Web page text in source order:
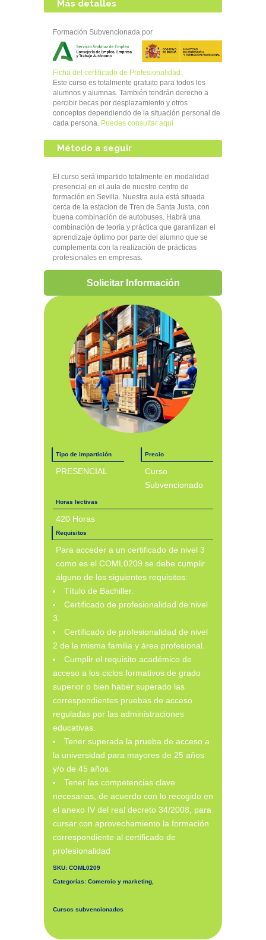
Más detalles
Formación Subvencionada por
Ficha del certificado de Profesionalidad:
Este curso es totalmente gratuito para todos los
alumnos y alumnas. También tendrán derecho a
percibir becas por desplazamiento y otros
conceptos dependiendo de la situación personal de
cada persona. Puedes consultar aquí
Método a seguir
El curso será impartido totalmente en modalidad
presencial en el aula de nuestro centro de
formación en Sevilla. Nuestra aula está situada
cerca de la estacion de Tren de Santa Justa, con
buena combinación de autobuses. Habrá una
combinación de teoría y práctica que garantizan el
aprendizaje óptimo por parte del alumno que se
complementa con la realización de prácticas
profesionales en empresas.
Solicitar Información
Tipo de impartición
PRESENCIAL
Precio
Curso
Subvencionado
Horas lectivas
420 Horas
Requisitos
Para acceder a un certificado de nivel 3
como es el COML0209 se debe cumplir
alguno de los siguientes requisitos:
Título de Bachiller.
Certificado de profesionalidad de nivel
3.
Certificado de profesionalidad de nivel
2 de la misma familia y área profesional.
Cumplir el requisito académico de
acceso a los ciclos formativos de grado
superior o bien haber superado las
correspondientes pruebas de acceso
reguladas por las administraciones
educativas.
Tener superada la prueba de acceso a
la universidad para mayores de 25 años
y/o de 45 años.
Tener las competencias clave
necesarias, de acuerdo con lo recogido en
el anexo IV del real decreto 34/2008, para
cursar con aprovechamiento la formación
correspondiente al certificado de
profesionalidad
SKU: COML0209
Categorías: Comercio y marketing
Cursos subvencionados